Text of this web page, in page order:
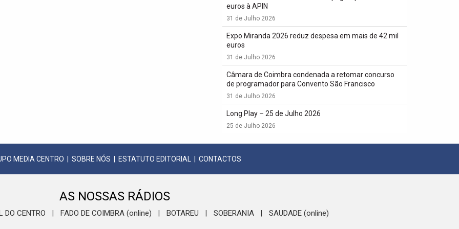
euros à APIN
31 de Julho 2026
Expo Miranda 2026 reduz despesa em mais de 42 mil
euros
31 de Julho 2026
Câmara de Coimbra condenada a retomar concurso
de programador para Convento São Francisco
31 de Julho 2026
Long Play – 25 de Julho 2026
25 de Julho 2026
MEDIA CENTRO SOBRE NÓS ESTATUTO EDITORIAL CONTACTOS
AS NOSSAS RÁDIOS
DO CENTRO FADO DE COIMBRA (online) BOTAREU SOBERANIA SAUDADE (online)